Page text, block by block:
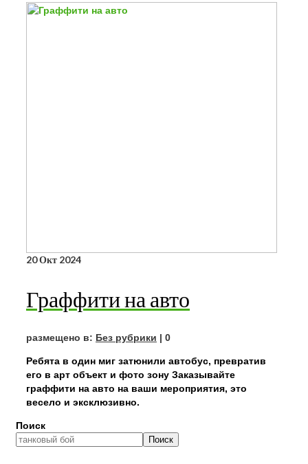
20Окт 2024
Граффити на авто
размещено в: Без рубрики | 0
Ребята в один миг затюнили автобус, превратив
его в арт объект и фото зону Заказывайте
граффити на авто на ваши мероприятия, это
весело и эксклюзивно.
Поиск
Поиск